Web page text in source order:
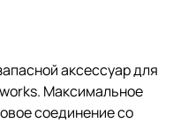
аксессуар для
Максимальное
соединение со